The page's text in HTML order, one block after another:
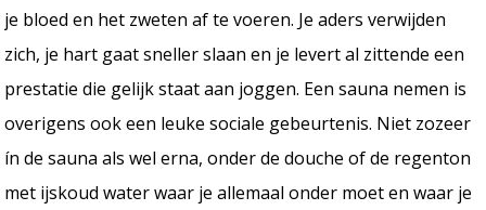
je bloed en het zweten af te voeren. Je aders verwijden
zich, je hart gaat sneller slaan en je levert al zittende een
prestatie die gelijk staat aan joggen. Een sauna nemen is
overigens ook een leuke sociale gebeurtenis. Niet zozeer
ín de sauna als wel erna, onder de douche of de regenton
met ijskoud water waar je allemaal onder moet en waar je